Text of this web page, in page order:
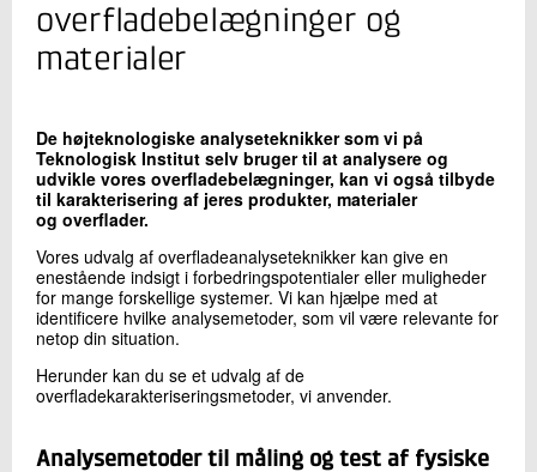
+45 72 20 17 18
Send e-mail
Skriv til mig
overfladebelægninger og
materialer
De højteknologiske analyseteknikker som vi på
Teknologisk Institut selv bruger til at analysere og
udvikle vores overfladebelægninger, kan vi også tilbyde
til karakterisering af jeres produkter, materialer
og overflader.
Vores udvalg af overfladeanalyseteknikker kan give en
enestående indsigt i forbedringspotentialer eller muligheder
for mange forskellige systemer. Vi kan hjælpe med at
identificere hvilke analysemetoder, som vil være relevante for
netop din situation.
Herunder kan du se et udvalg af de
overfladekarakteriseringsmetoder, vi anvender.
Analysemetoder til måling og test af fysiske